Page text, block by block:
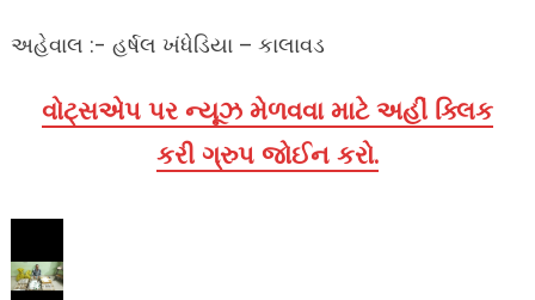
અહેવાલ :- હર્ષલ ખંધેડિયા – કાલાવડ
વોટ્સએપ પર ન્યૂઝ મેળવવા માટે અહીં ક્લિક
કરી ગ્રુપ જોઈન કરો.